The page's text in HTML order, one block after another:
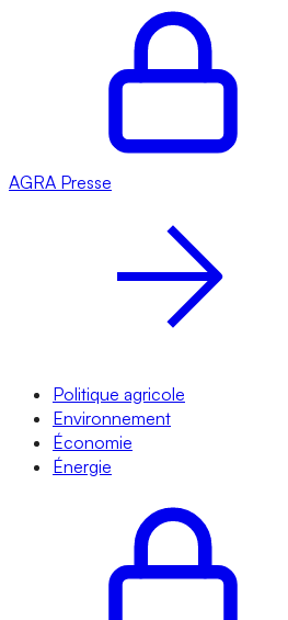
AGRA Presse
Politique agricole
Environnement
Économie
Énergie